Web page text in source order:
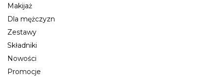
Makijaż
Dla mężczyzn
Zestawy
Składniki
Nowości
Promocje